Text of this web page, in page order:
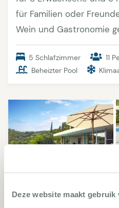
Deze website maakt gebruik
für Familien oder
Wein und Gastronomie
5 Schlafzimmer
11
Beheizter Pool